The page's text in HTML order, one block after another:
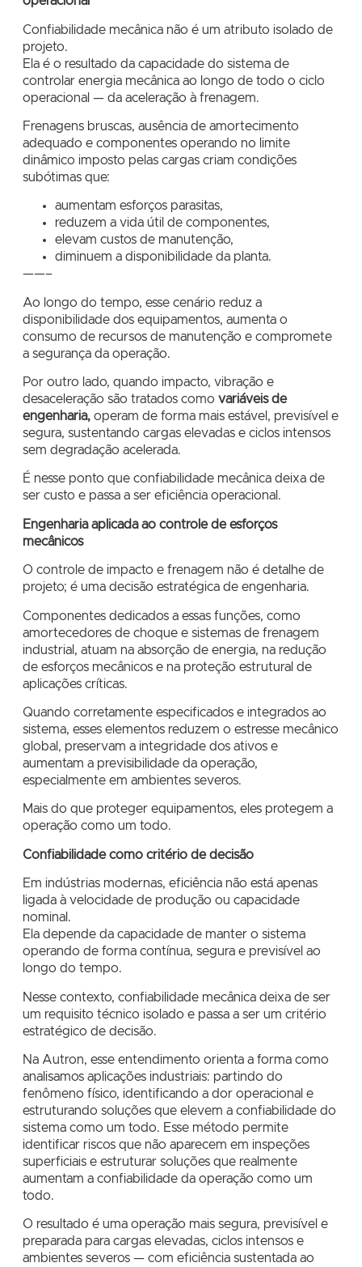
Confiabilidade mecânica não é um atributo isolado de
projeto.
Ela é o resultado da capacidade do sistema de
controlar energia mecânica ao longo de todo o ciclo
operacional — da aceleração à frenagem.
Frenagens bruscas, ausência de amortecimento
adequado e componentes operando no limite
dinâmico imposto pelas cargas criam condições
subótimas que:
aumentam esforços parasitas,
reduzem a vida útil de componentes,
elevam custos de manutenção,
diminuem a disponibilidade da planta.
——–
Ao longo do tempo, esse cenário reduz a
disponibilidade dos equipamentos, aumenta o
consumo de recursos de manutenção e compromete
a segurança da operação.
Por outro lado, quando impacto, vibração e
desaceleração são tratados como variáveis de
engenharia, operam de forma mais estável, previsível e
segura, sustentando cargas elevadas e ciclos intensos
sem degradação acelerada.
É nesse ponto que confiabilidade mecânica deixa de
ser custo e passa a ser eficiência operacional.
Engenharia aplicada ao controle de esforços
mecânicos
O controle de impacto e frenagem não é detalhe de
projeto; é uma decisão estratégica de engenharia.
Componentes dedicados a essas funções, como
amortecedores de choque e sistemas de frenagem
industrial, atuam na absorção de energia, na redução
de esforços mecânicos e na proteção estrutural de
aplicações críticas.
Quando corretamente especificados e integrados ao
sistema, esses elementos reduzem o estresse mecânico
global, preservam a integridade dos ativos e
aumentam a previsibilidade da operação,
especialmente em ambientes severos.
Mais do que proteger equipamentos, eles protegem a
operação como um todo.
Confiabilidade como critério de decisão
Em indústrias modernas, eficiência não está apenas
ligada à velocidade de produção ou capacidade
nominal.
Ela depende da capacidade de manter o sistema
operando de forma contínua, segura e previsível ao
longo do tempo.
Nesse contexto, confiabilidade mecânica deixa de ser
um requisito técnico isolado e passa a ser um critério
estratégico de decisão.
Na Autron, esse entendimento orienta a forma como
analisamos aplicações industriais: partindo do
fenômeno físico, identificando a dor operacional e
estruturando soluções que elevem a confiabilidade do
sistema como um todo. Esse método permite
identificar riscos que não aparecem em inspeções
superficiais e estruturar soluções que realmente
aumentam a confiabilidade da operação como um
todo.
O resultado é uma operação mais segura, previsível e
preparada para cargas elevadas, ciclos intensos e
ambientes severos — com eficiência sustentada ao